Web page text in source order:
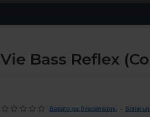
Bass Reflex
Basato su 0 recensioni. - Scrivi